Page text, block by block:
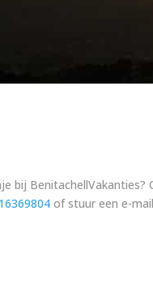
bij
of stuur een e-